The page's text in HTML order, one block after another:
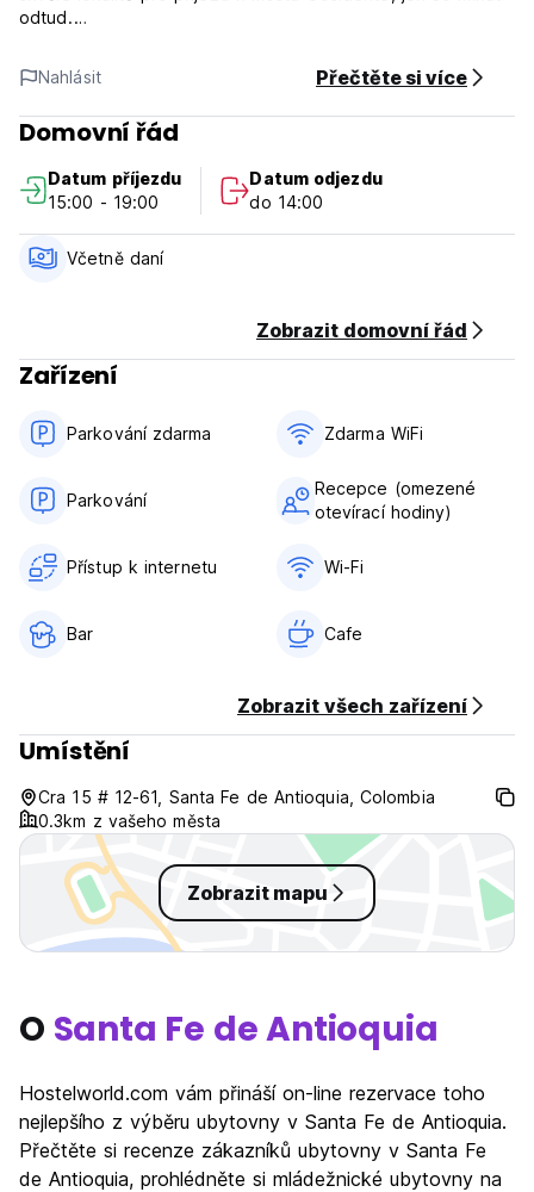
odtud.
Naše pokoje poskytují ubytování v jednolůžkových nebo
dvoulůžkových postelích. Některé pokoje mají výhled na
město, jiné na bazén. Kromě toho jsou pokoje vybaveny
skříní, nočním stolkem a stropním ventilátorem.
Zásady a podmínky Hostal La Pola:
Storno podmínky: 1 den před příjezdem. V případě
pozdního zrušení nebo nedostavení se vám bude účtována
Daně nejsou zahrnuty (19 %)
Snídaně není v ceně
Všeobecné:
Recepce od 08:00 do 21:00
Domácí zvířata nejsou povolena (Auto-translated from
Nahlásit Přečtěte si více
Domovní řád
Datum příjezdu
15:00 - 19:00
Datum odjezdu
do 14:00
Včetně daní
Zobrazit domovní řád
Zařízení
Parkování zdarma Zdarma WiFi
Parkování
Recepce (omezené
otevírací hodiny)
Přístup k internetu Wi-Fi
Bar Cafe
Zobrazit všech zařízení
Umístění
Cra 15 # 12-61, Santa Fe de Antioquia, Colombia
0.3km z vašeho města
Zobrazit mapu
O Santa Fe de Antioquia
Hostelworld.com vám přináší on-line rezervace toho
nejlepšího z výběru ubytovny v Santa Fe de Antioquia.
Přečtěte si recenze zákazníků ubytovny v Santa Fe
de Antioquia, prohlédněte si mládežnické ubytovny na